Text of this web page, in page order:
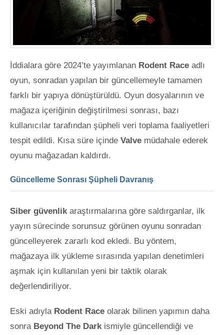
İddialara göre 2024’te yayımlanan Rodent Race adlı
oyun, sonradan yapılan bir güncellemeyle tamamen
farklı bir yapıya dönüştürüldü. Oyun dosyalarının ve
mağaza içeriğinin değiştirilmesi sonrası, bazı
kullanıcılar tarafından şüpheli veri toplama faaliyetleri
tespit edildi. Kısa süre içinde Valve müdahale ederek
oyunu mağazadan kaldırdı.
Güncelleme Sonrası Şüpheli Davranış
Siber güvenlik araştırmalarına göre saldırganlar, ilk
yayın sürecinde sorunsuz görünen oyunu sonradan
güncelleyerek zararlı kod ekledi. Bu yöntem,
mağazaya ilk yükleme sırasında yapılan denetimleri
aşmak için kullanılan yeni bir taktik olarak
değerlendiriliyor.
Eski adıyla Rodent Race olarak bilinen yapımın daha
sonra Beyond The Dark ismiyle güncellendiği ve